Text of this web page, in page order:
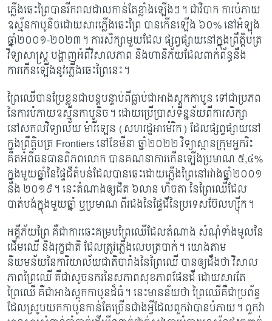
ភ្លើងឆេះព្រៃបានរីករាលដាលកាន់តែខ្លាំងឡើងៗ។ ជាវិបាក ការបំភាយ
ឧស្ម័នកាបូនិចដោយ​សារ​ភ្លើងឆេះព្រៃ បានកើនឡើង ៦០% នៅអំឡុង
ឆ្នាំ២០០១-២០២៣។ ការសិក្សាមួយ​ដែល ផ្សព្វផ្សាយ​នៅក្នុងព្រឹត្តិបត្រ
វិទ្យាសាស្រ្ត បង្ហាញអំពីវិសាលភាព និងហានិភ័យដែល​ពាក់ព័ន្ធ​នឹង
ការកើនឡើងនូវភ្លើងឆេះព្រៃនេះ។
ព្រៃឈើបានប្រែខ្លួនជាបន្តបន្ទាប់ពីធ្លាប់ជាអាងស្តុកកាបូន ទៅជាប្រភព
នៃការបំភាយឧស្ម័ន​កាបូនិច។ ដោយប្រើប្រាស់ទិន្នន័យពីការសិក្សា
នៅសកលវិទ្យាល័យ ម៉ារីឡេន (សហរដ្ឋ​អាម៉េរិក) ដែលផ្សព្វផ្សាយ​នៅ
ក្នុងព្រឹត្តិបត្រ Frontiers នៅខែមីនា ឆ្នាំ២០២២ វិទ្យាស្ថាន​ក្រុម​អ្នក​រិះ
គិតអំពីធនធានពិភពលោក បានគណនា​ការកើនឡើងប្រមាណ ៥,៤%
ក្នុងមួយឆ្នាំ​នៃ​ផ្ទៃ​ដី​តំបន់ដែលបានឆេះដោយភ្លើង​ព្រៃ​នៅរវាងឆ្នាំ២០០១
និង ២០១៩។ នេះតំណាងឲ្យជិត ៦លាន ហិចតា នៃព្រៃឈើដែល
បាត់បង់ក្នុងមួយឆ្នាំ ឬប្រមាណ ពីរដងនៃផ្ទៃដី​នៃប្រទេស​ប៊ែលហ្ស៊ីក។
​អគ្គីភ័យព្រៃ គឺជាការឆេះគម្របព្រៃឈើ​ដែលតំណាង សំណុំទាំងមូលនៃ
ដើមឈើ និងរុក្ខជាតិ ​ដែល​ត្រូវភ្លើងលេបត្របាក់។ យោងតាម
និយមន័យនៃ​ការិយាល័យ​ជាតិ​បារាំងនៃ​ព្រៃឈើ បាន​ឲ្យ​​ដឹង​​ថា វិសាល
ភាពព្រៃឈើ គឺជាសូចនករ​នៃសភាពសុខភាពផែនដី ដោយសារ​តែ
ព្រៃឈើ គឺជាអាងស្តុកកាបូនដ៏ធំ។ នេះមានន័យថា ព្រៃឈើគឺជាប្រព័ន្ធ
ដែលស្រូប​យក​​កាបូនកាន់តែ​ច្រើនជាងអ្វីដែលពួកវាបានបំភាយ​។ ពួកវា